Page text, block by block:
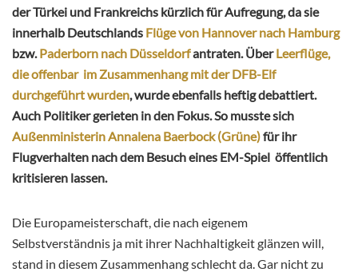
der Türkei und Frankreichs kürzlich für Aufregung, da sie
innerhalb Deutschlands Flüge von Hannover nach Hamburg
bzw.Paderborn nach Düsseldorfantraten. ÜberLeerflüge,
die offenbar im Zusammenhang mit der DFB-Elf
durchgeführt wurden, wurde ebenfalls heftig debattiert.
Auch Politiker gerieten in den Fokus. So musste sich
Außenministerin Annalena Baerbock (Grüne)für ihr
Flugverhalten nach dem Besuch eines EM-Spiel öffentlich
kritisieren lassen.
Die Europameisterschaft, die nach eigenem
Selbstverständnis ja mit ihrer Nachhaltigkeit glänzen will,
stand in diesem Zusammenhang schlecht da. Gar nicht zu